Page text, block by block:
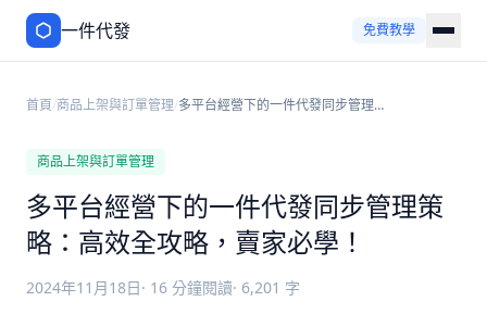
一件代發 免費教學
首頁/商品上架與訂單管理/多平台經營下的一件代發同步管理策
商品上架與訂單管理
多平台經營下的一件代發同步管理策
略：高效全攻略，賣家必學！
2024年11月18日· 16 分鐘閱讀· 6,201 字